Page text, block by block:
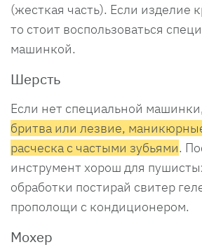
(жесткая часть). Если изделие
то стоит воспользоваться
машинкой.
Шерсть
Если нет специальной
бритва или лезвие,
расческа с частыми зубьями.
инструмент хорош для
обработки постирай свитер
прополощи с кондиционером.
Мохер